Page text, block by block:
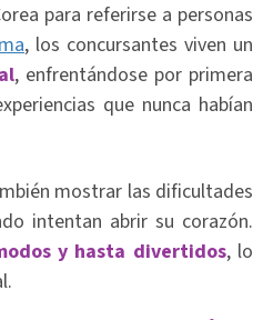
para referirse a personas
, los concursantes viven un
, enfrentándose por primera
que nunca habían
mostrar las dificultades
intentan abrir su corazón.
y hasta divertidos, lo